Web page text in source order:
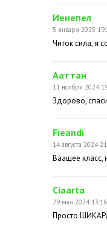
Иенепел
5 января 2025
Читок сила, я
Ааттан
11 ноября 2024
Здорово,
Fieandi
14 августа 2024
Ваащее класс,
Ciaarta
29 мая 2024 13:16
Просто